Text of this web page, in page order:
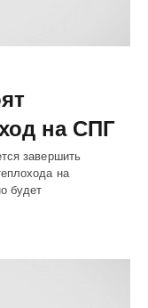
на СПГ
завершить
на
будет